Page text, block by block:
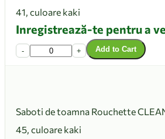
41, culoare kaki
Inregistrează-te pentru a
- + Add to Cart
Saboti de toamna Rouchette
45, culoare kaki